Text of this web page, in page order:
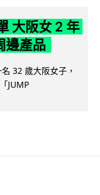
大阪女 2 年
邊產品
32 歲大阪女子，
JUMP